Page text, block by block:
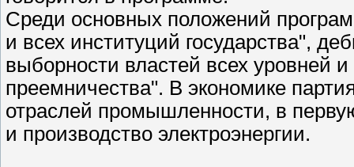
Среди основных положений
и всех институций государства",
выборности властей всех уровней
преемничества". В экономике
отраслей промышленности, в
и производство электроэнергии.